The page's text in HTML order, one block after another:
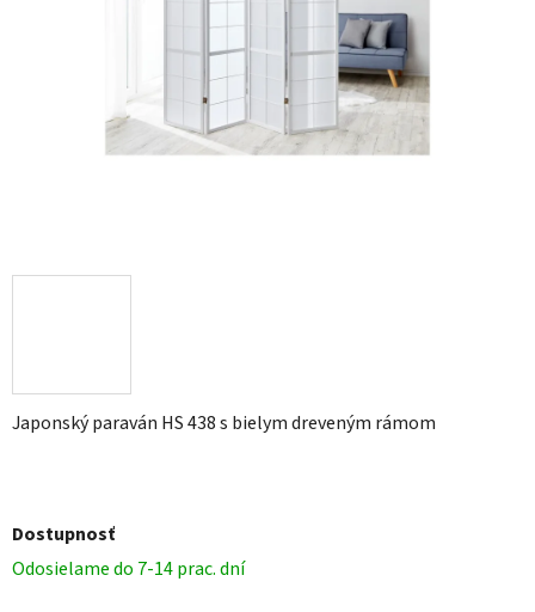
Japonský paraván HS 438 s bielym dreveným rámom
Dostupnosť
Odosielame do 7-14 prac. dní